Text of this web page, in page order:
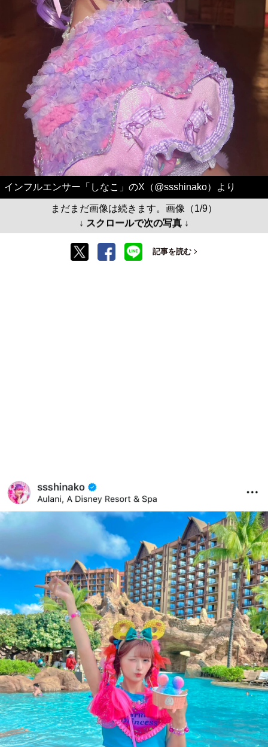
インフルエンサー「しなこ」のX（@ssshinako）より
まだまだ画像は続きます。画像（1/9）
↓ スクロールで次の写真 ↓
記事を読む